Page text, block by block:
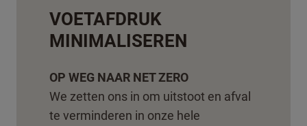
VOETAFDRUK
MINIMALISEREN
OP WEG NAAR NET ZERO
We zetten ons in om uitstoot en afval
te verminderen in onze hele